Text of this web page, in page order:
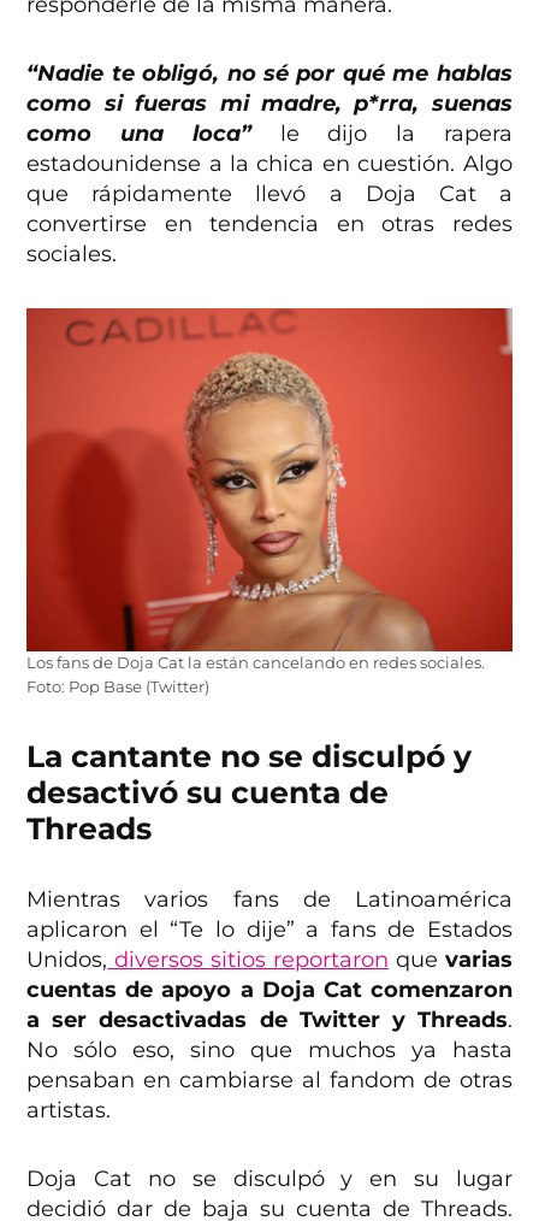
“Nadie te obligó, no sé por qué me hablas
como si fueras mi madre, p*rra, suenas
como una loca”le dijo la rapera
estadounidense a la chica en cuestión. Algo
que rápidamente llevó a Doja Cat a
convertirse en tendencia en otras redes
sociales.
Los fans de Doja Cat la están cancelando en redes sociales.
Foto: Pop Base (Twitter)
La cantante no se disculpó y
desactivó su cuenta de
Threads
Mientras varios fans de Latinoamérica
aplicaron el “Te lo dije” a fans de Estados
Unidos, diversos sitios reportaron que varias
cuentas de apoyo a Doja Cat comenzaron
a ser desactivadas de Twitter y Threads.
No sólo eso, sino que muchos ya hasta
pensaban en cambiarse al fandom de otras
artistas.
Doja Cat no se disculpó y en su lugar
decidió dar de baja su cuenta de Threads.